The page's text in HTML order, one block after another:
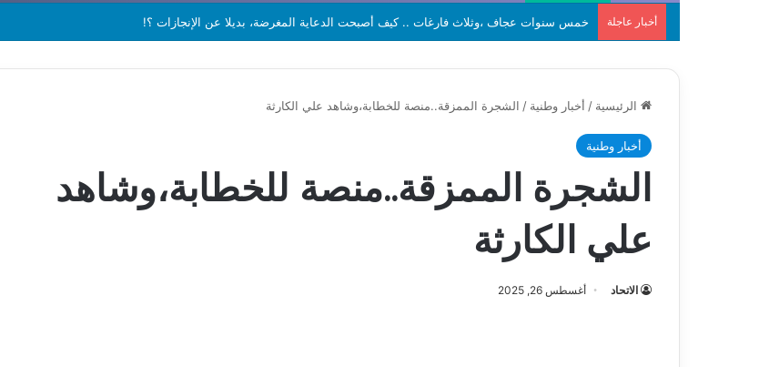
أخبار عاجلة لحراطين والبيظان… الهوية المشتركة بين التاريخ والسوسيولوجيا
الرئيسية / أخبار وطنية / الشجرة الممزقة..منصة للخطابة،وشاهد علي الكارثة
أخبار وطنية
الشجرة الممزقة..منصة للخطابة،وشاهد
علي الكارثة
الاتحاد أغسطس 26, 2025